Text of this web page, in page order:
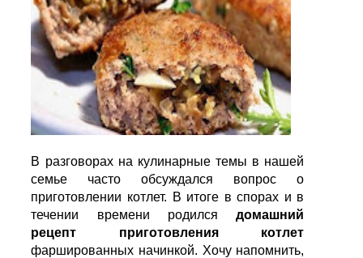
В разговорах на кулинарные темы в нашей
семье часто обсуждался вопрос о
приготовлении котлет. В итоге в спорах и в
течении времени родилсядомашний
рецепт приготовления котлет
фаршированных начинкой. Хочу напомнить,